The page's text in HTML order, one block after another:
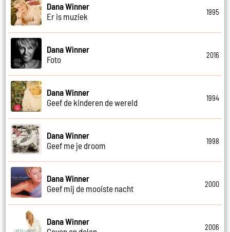
Dana Winner
Er is muziek
1995
Dana Winner
Foto
2016
Dana Winner
Geef de kinderen de wereld
1994
Dana Winner
Geef me je droom
1998
Dana Winner
Geef mij de mooiste nacht
2000
Dana Winner
2006